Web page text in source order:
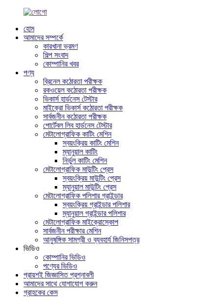
হোম
আমাদের সম্পর্কে
কারখানা ভ্রমণ
শিল্প সংবাদ
কোম্পানির খবর
পণ্য
ব্রিনেল কঠোরতা পরীক্ষক
রকওয়েল কঠোরতা পরীক্ষক
ভিকার্স হার্ডনেস টেস্টার
মাইক্রো ভিকার্স কঠোরতা পরীক্ষক
সার্বজনীন কঠোরতা পরীক্ষক
পোর্টেবল লিব হার্ডনেস টেস্টার
মেটালোগ্রাফিক কাটিং মেশিন
স্বয়ংক্রিয় কাটিং মেশিন
ম্যানুয়াল কাটিং
নির্ভুল কাটিং মেশিন
মেটালোগ্রাফিক মাউন্টিং প্রেস
স্বয়ংক্রিয় মাউন্টিং প্রেস
ম্যানুয়াল মাউন্টিং প্রেস
মেটালোগ্রাফিক পলিশার গ্রাইন্ডার
স্বয়ংক্রিয় গ্রাইন্ডার পলিশার
ম্যানুয়াল গ্রাইন্ডার পলিশার
মেটালোগ্রাফিক মাইক্রোস্কোপ
সার্বজনীন পরীক্ষার মেশিন
আনুষঙ্গিক সামগ্রী ও ব্যবহার্য জিনিসপত্র
ভিডিও
কোম্পানির ভিডিও
পণ্যের ভিডিও
প্রায়শই জিজ্ঞাসিত প্রশ্নাবলী
আমাদের সাথে যোগাযোগ করুন
গ্রাহকের কেস